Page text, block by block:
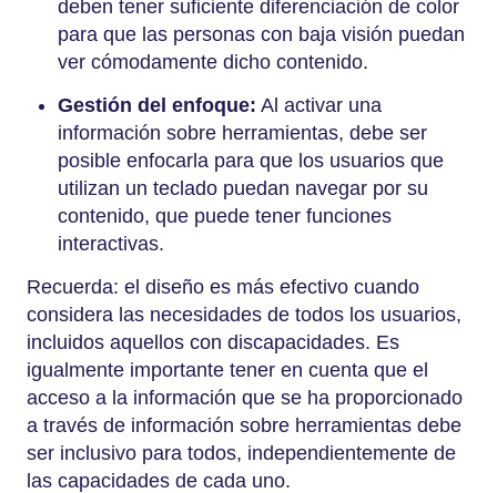
deben tener suficiente diferenciación de color
para que las personas con baja visión puedan
ver cómodamente dicho contenido.
Gestión del enfoque: Al activar una
información sobre herramientas, debe ser
posible enfocarla para que los usuarios que
utilizan un teclado puedan navegar por su
contenido, que puede tener funciones
interactivas.
Recuerda: el diseño es más efectivo cuando
considera las necesidades de todos los usuarios,
incluidos aquellos con discapacidades. Es
igualmente importante tener en cuenta que el
acceso a la información que se ha proporcionado
a través de información sobre herramientas debe
ser inclusivo para todos, independientemente de
las capacidades de cada uno.